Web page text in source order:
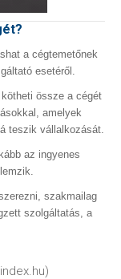
a cégtemetőnek
esetéről.
össze a cégét
amelyek
teszik vállalkozását.
az ingyenes
szakmailag
szolgáltatás, a